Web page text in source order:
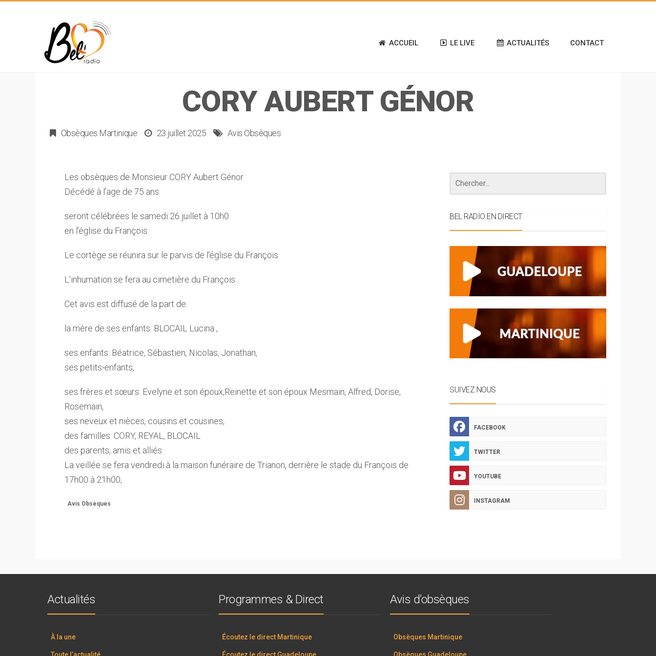
ACCUEIL LE LIVE ACTUALITÉS CONTACT
CORY AUBERT GÉNOR
Obsèques Martinique 23 juillet 2025 Avis Obsèques
Les obsèques de Monsieur CORY Aubert Génor
Décédé à l’age de 75 ans
seront célébrées le samedi 26 juillet à 10h0
en l’église du François.
Le cortège se réunira sur le parvis de l’église du François
L’inhumation se fera au cimetière du François.
Cet avis est diffusé de la part de:
la mère de ses enfants: BLOCAIL Lucina ,
ses enfants: Béatrice, Sébastien, Nicolas, Jonathan,
ses petits-enfants,
ses frères et sœurs: Evelyne et son époux,Reinette et son époux Mesmain, Alfred, Dorise,
Rosemain,
ses neveux et nièces, cousins et cousines,
des familles: CORY, REYAL, BLOCAIL
des parents, amis et alliés.
La veillée se fera vendredi à la maison funéraire de Trianon, derrière le stade du François de
17h00 à 21h00,
Avis Obsèques
BEL RADIO EN DIRECT
SUIVEZ NOUS
FACEBOOK
TWITTER
YOUTUBE
INSTAGRAM
Actualités
À la une
Programmes & Direct
Écoutez le direct Martinique
Avis d’obsèques
Obsèques Martinique